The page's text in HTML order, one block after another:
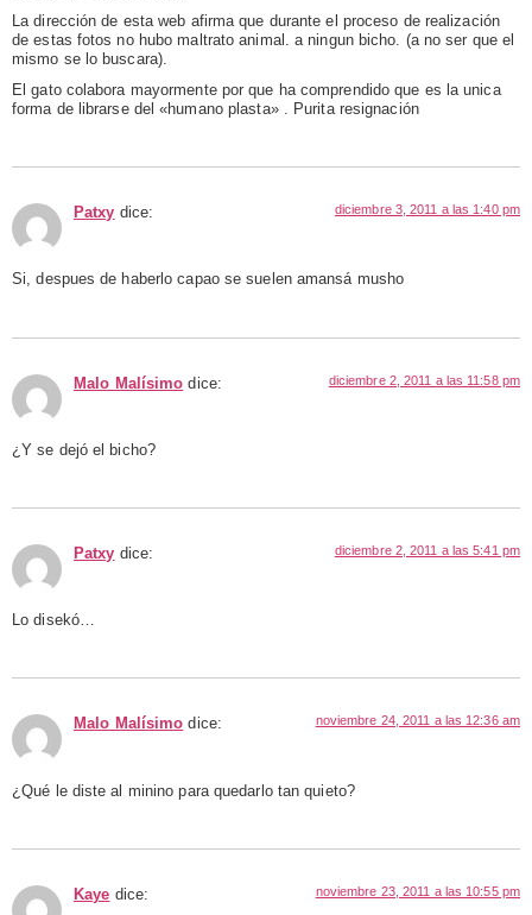
La dirección de esta web afirma que durante el proceso de realización
de estas fotos no hubo maltrato animal. a ningun bicho. (a no ser que el
mismo se lo buscara).
El gato colabora mayormente por que ha comprendido que es la unica
forma de librarse del «humano plasta» . Purita resignación
Patxy dice: diciembre 3, 2011 a las 1:40 pm
Si, despues de haberlo capao se suelen amansá musho
Malo Malísimo dice: diciembre 2, 2011 a las 11:58 pm
¿Y se dejó el bicho?
Patxy dice: diciembre 2, 2011 a las 5:41 pm
Lo disekó…
Malo Malísimo dice: noviembre 24, 2011 a las 12:36 am
¿Qué le diste al minino para quedarlo tan quieto?
Kaye dice: noviembre 23, 2011 a las 10:55 pm